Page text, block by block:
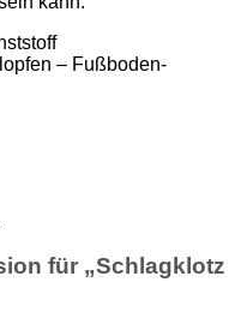
– Fußboden-
für „Schlagklotz